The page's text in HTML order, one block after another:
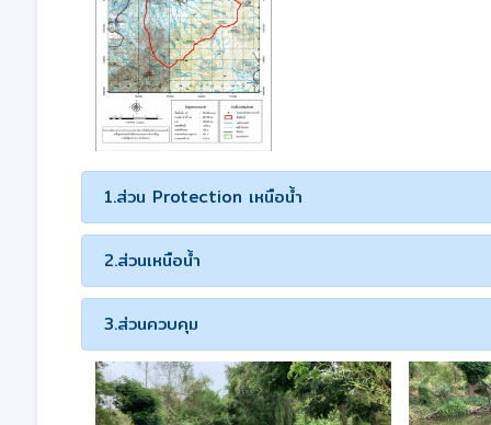
1.ส่วน Protection เหนือน้ำ
2.ส่วนเหนือน้ำ
3.ส่วนควบคุม